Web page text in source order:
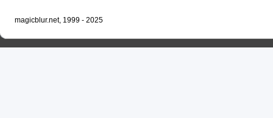
magicblur.net, 1999 - 2025